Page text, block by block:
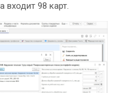
входит 98 карт.